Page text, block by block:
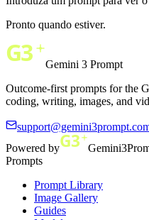
Pronto quando estiver.
Gemini 3 Prompt
Outcome-first prompts for the
coding, writing, images, and
Powered by
Prompts
Prompt Library
Image Gallery
Guides